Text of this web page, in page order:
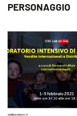
PERSONAGGIO